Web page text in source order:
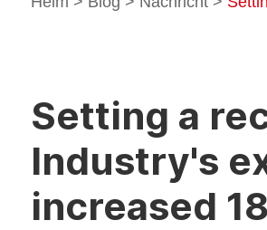
Setting a
Industry's
increased